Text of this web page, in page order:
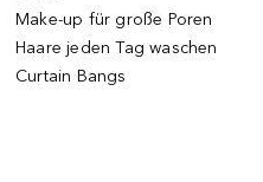
Make-up für große Poren
Haare jeden Tag waschen
Curtain Bangs